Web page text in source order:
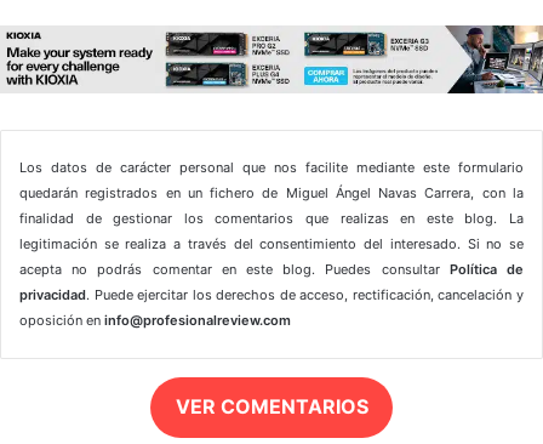
Los datos de carácter personal que nos facilite mediante este formulario
quedarán registrados en un fichero de Miguel Ángel Navas Carrera, con la
finalidad de gestionar los comentarios que realizas en este blog. La
legitimación se realiza a través del consentimiento del interesado. Si no se
acepta no podrás comentar en este blog. Puedes consultar Política de
privacidad. Puede ejercitar los derechos de acceso, rectificación, cancelación y
oposición en info@profesionalreview.com
VER COMENTARIOS